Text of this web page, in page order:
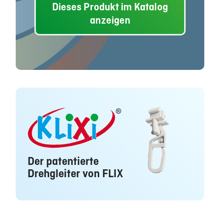
Dieses Produkt im Katalog
anzeigen
Der patentierte
Drehgleiter von FLIX